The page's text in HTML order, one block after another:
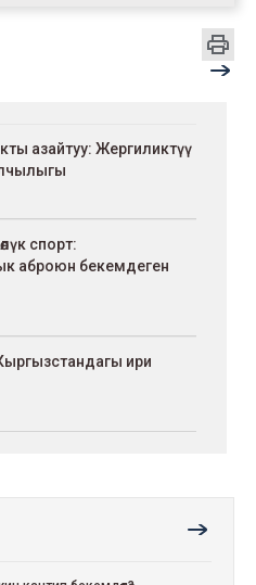
азайтуу: Жергиликтүү
спорт:
аброюн бекемдеген
ири